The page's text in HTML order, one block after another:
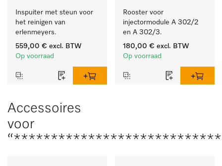
Inspuiter met steun voor
het reinigen van
erlenmeyers.
559,00 € excl. BTW
Op voorraad
Rooster voor
injectormodule A 302/2
en A 302/3.
180,00 € excl. BTW
Op voorraad
Accessoires
voor